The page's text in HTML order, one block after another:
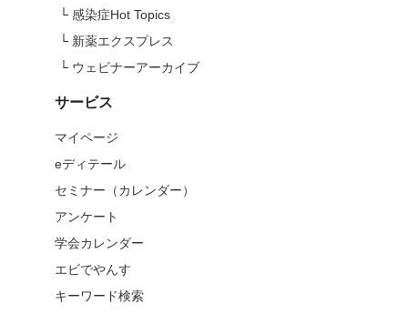
└ 感染症Hot Topics
└ 新薬エクスプレス
└ ウェビナーアーカイブ
サービス
マイページ
eディテール
セミナー（カレンダー）
アンケート
学会カレンダー
エビでやんす
キーワード検索